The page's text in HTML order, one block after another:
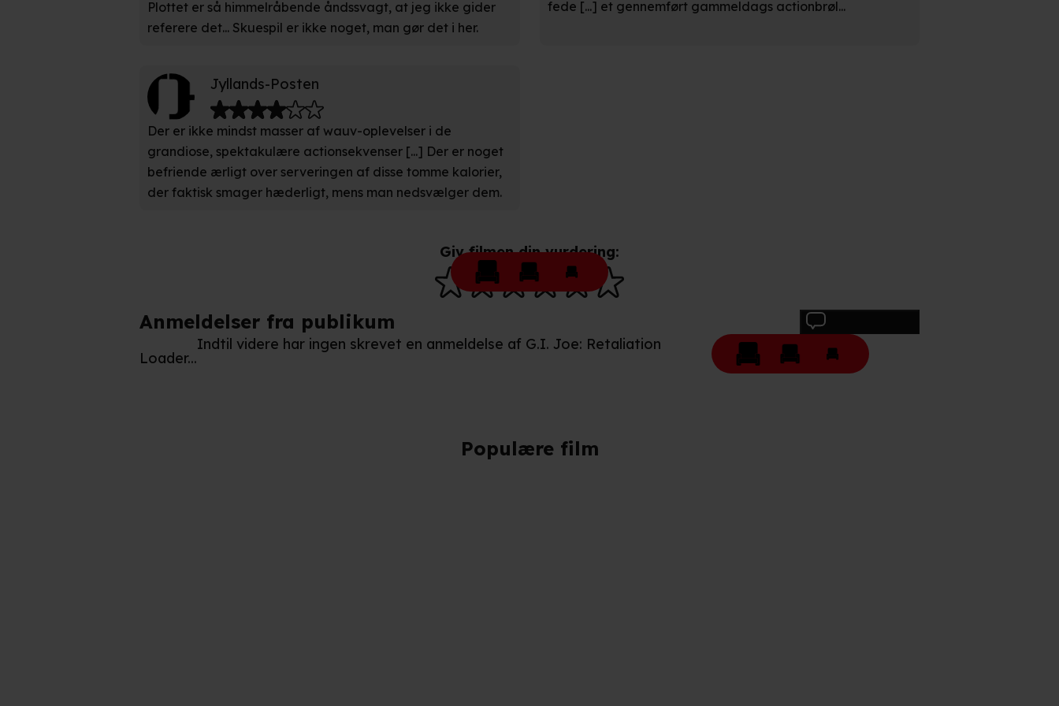
Vi bruger egne cookies og cookies fra tredjeparter til at optimere dit besøg på vores hjemmeside. Det gør vi for at sikre
funktionalitet, generere statistik, huske dine præferencer og til markedsføring.
læse mere om vores brug af cookies og behandling af dine personoplysninger i både vores
Plottet er så himmelråbende åndssvagt, at jeg ikke gider
referere det... Skuespil er ikke noget, man gør det i her.
fede [...] et gennemført gammeldags actionbrøl...
Jyllands-Posten
Der er ikke mindst masser af wauv-oplevelser i de
grandiose, spektakulære actionsekvenser [...] Der er noget
befriende ærligt over serveringen af disse tomme kalorier,
der faktisk smager hæderligt, mens man nedsvælger dem.
Giv filmen din vurdering:
Anmeldelser fra publikum
Loader...
Indtil videre har ingen skrevet en anmeldelse af G.I. Joe: Retaliation
Populære film